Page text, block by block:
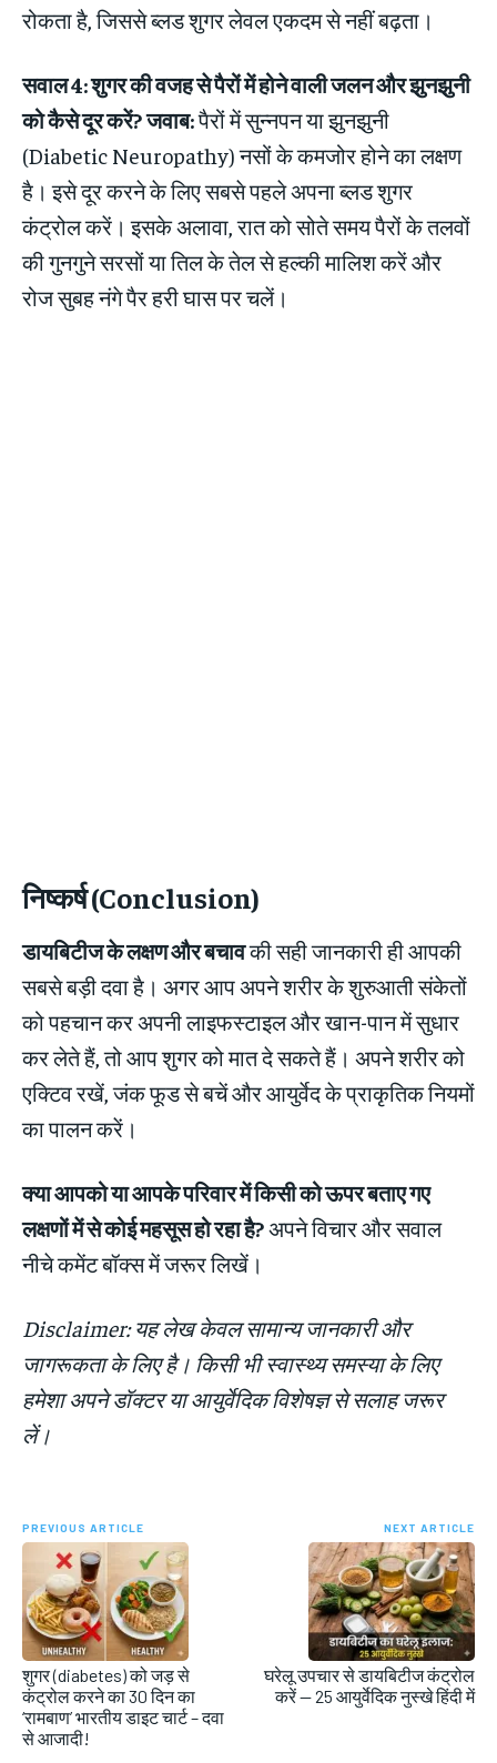
रोकता है, जिससे ब्लड शुगर लेवल एकदम से नहीं बढ़ता।
सवाल 4: शुगर की वजह से पैरों में होने वाली जलन और झुनझुनी
को कैसे दूर करें?जवाब:पैरों में सुन्नपन या झुनझुनी
(Diabetic Neuropathy) नसों के कमजोर होने का लक्षण
है। इसे दूर करने के लिए सबसे पहले अपना ब्लड शुगर
कंट्रोल करें। इसके अलावा, रात को सोते समय पैरों के तलवों
की गुनगुने सरसों या तिल के तेल से हल्की मालिश करें और
रोज सुबह नंगे पैर हरी घास पर चलें।
निष्कर्ष (Conclusion)
डायबिटीज के लक्षण और बचावकी सही जानकारी ही आपकी
सबसे बड़ी दवा है। अगर आप अपने शरीर के शुरुआती संकेतों
को पहचान कर अपनी लाइफस्टाइल और खान-पान में सुधार
कर लेते हैं, तो आप शुगर को मात दे सकते हैं। अपने शरीर को
एक्टिव रखें, जंक फूड से बचें और आयुर्वेद के प्राकृतिक नियमों
का पालन करें।
क्या आपको या आपके परिवार में किसी को ऊपर बताए गए
लक्षणों में से कोई महसूस हो रहा है?अपने विचार और सवाल
नीचे कमेंट बॉक्स में जरूर लिखें।
Disclaimer: यह लेख केवल सामान्य जानकारी और
जागरूकता के लिए है। किसी भी स्वास्थ्य समस्या के लिए
हमेशा अपने डॉक्टर या आयुर्वेदिक विशेषज्ञ से सलाह जरूर
लें।
PREVIOUS ARTICLE
शुगर (diabetes) को जड़ से
कंट्रोल करने का 30 दिन का
‘रामबाण’ भारतीय डाइट चार्ट – दवा
से आजादी!
NEXT ARTICLE
घरेलू उपचार से डायबिटीज कंट्रोल
करें — 25 आयुर्वेदिक नुस्खे हिंदी में